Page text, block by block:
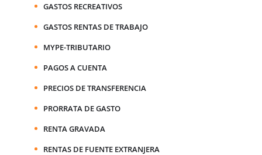
GASTOS RECREATIVOS
GASTOS RENTAS DE TRABAJO
MYPE-TRIBUTARIO
PAGOS A CUENTA
PRECIOS DE TRANSFERENCIA
PRORRATA DE GASTO
RENTA GRAVADA
RENTAS DE FUENTE EXTRANJERA